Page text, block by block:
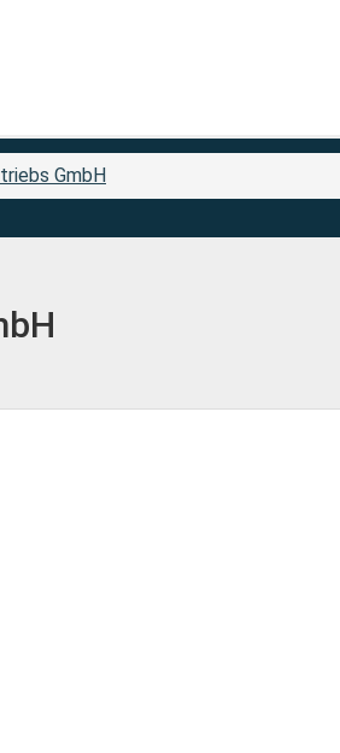
GmbH